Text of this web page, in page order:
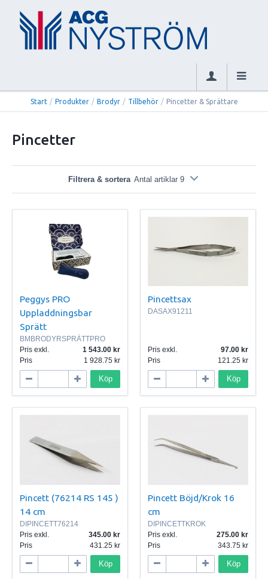
Start / Produkter / Brodyr / Tillbehör / Pincetter & Sprättare
Pincetter
Filtrera & sortera Antal artiklar 9
Peggys PRO
Uppladdningsbar
Sprätt
BMBRODYRSPRÄTTPRO
Pris exkl.
1 543.00
Pris
1 928.75
Köp
Pincettsax
DASAX91211
Pris exkl.
97.00
Pris
121.25
Köp
Pincett (76214 RS 145 )
14 cm
DIPINCETT76214
Pris exkl.
345.00
Pris
431.25
Köp
Pincett Böjd/Krok 16
cm
DIPINCETTKROK
Pris exkl.
275.00
Pris
343.75
Köp